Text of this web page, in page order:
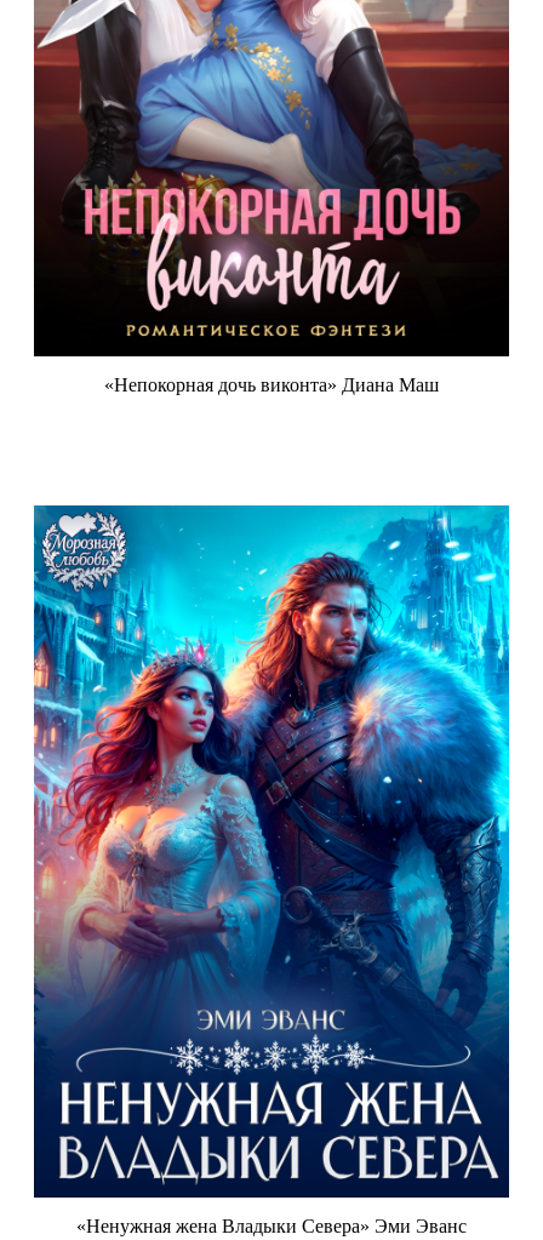
«Непокорная дочь виконта» Диана Маш
«Ненужная жена Владыки Севера» Эми Эванс